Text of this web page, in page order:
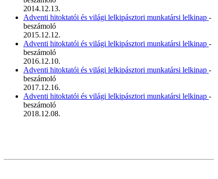
2014.12.13.
Adventi hitoktatói és világi lelkipásztori munkatársi lelkinap -
beszámoló
2015.12.12.
Adventi hitoktatói és világi lelkipásztori munkatársi lelkinap -
beszámoló
2016.12.10.
Adventi hitoktatói és világi lelkipásztori munkatársi lelkinap -
beszámoló
2017.12.16.
Adventi hitoktatói és világi lelkipásztori munkatársi lelkinap -
beszámoló
2018.12.08.